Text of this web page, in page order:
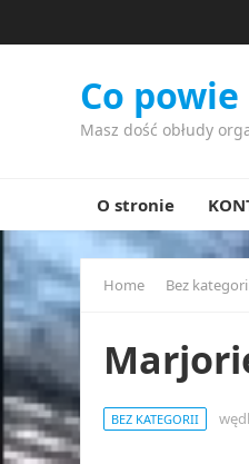
Co powie
Masz dość obłudy
O stronie
Home Bez
BEZ KATEGORII